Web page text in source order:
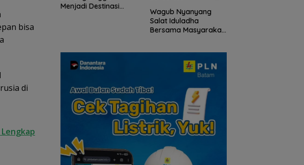
bisa
di
Menjadi Destinasi
Wagub Nyanyang
Salat Iduladha
Bersama Masyarakat